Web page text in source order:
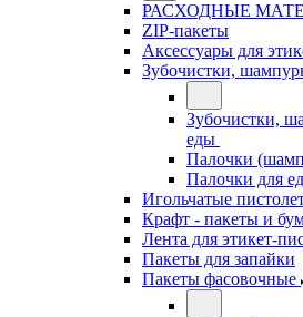
РАСХОДНЫЕ
ZIP-пакеты
Аксессуары для
Зубочистки,
Зубочистки,
еды
Палочки
Палочки для
Игольчатые
Крафт - пакеты и
Лента для этикет-
Пакеты для запайки
Пакеты фасовочные